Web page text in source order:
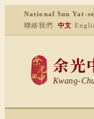
National Sun Yat-
聯絡我們
中文·
余光
Kwang-